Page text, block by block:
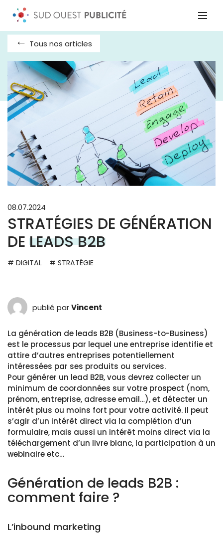
Tous nos articles
08.07.2024
STRATÉGIES DE GÉNÉRATION
DE LEADS B2B
# DIGITAL # STRATÉGIE
publié parVincent
La génération de leads B2B (Business-to-Business)
est le processus par lequel une entreprise identifie et
attire d’autres entreprises potentiellement
intéressées par ses produits ou services.
Pour générer un lead B2B, vous devrez collecter un
minimum de coordonnées sur votre prospect (nom,
prénom, entreprise, adresse email…), et détecter un
intérêt plus ou moins fort pour votre activité. Il peut
s’agir d’un intérêt direct via la complétion d’un
formulaire, mais aussi un intérêt moins direct via la
téléchargement d’un livre blanc, la participation à un
webinaire etc…
Génération de leads B2B :
comment faire ?
L’inbound marketing